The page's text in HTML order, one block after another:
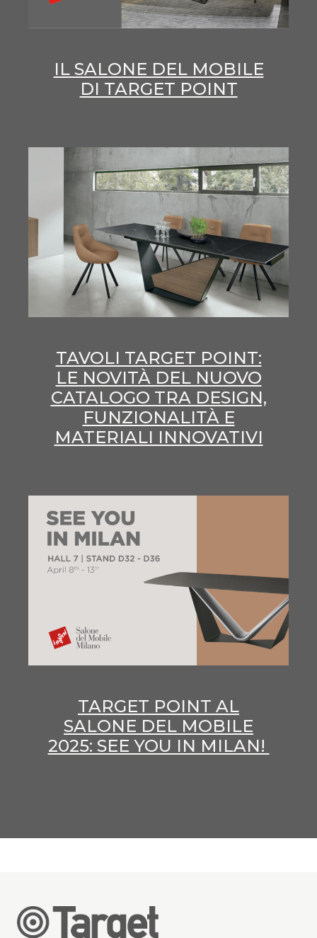
IL SALONE DEL MOBILE
DI TARGET POINT
TAVOLI TARGET POINT:
LE NOVITÀ DEL NUOVO
CATALOGO TRA DESIGN,
FUNZIONALITÀ E
MATERIALI INNOVATIVI
TARGET POINT AL
SALONE DEL MOBILE
2025: SEE YOU IN MILAN!